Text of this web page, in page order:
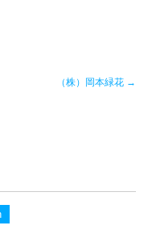
（株）岡本緑花 →